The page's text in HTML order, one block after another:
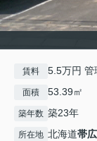
賃料 5.5万円 管
面積 53.39㎡
築年数 築23年
所在地 北海道帯